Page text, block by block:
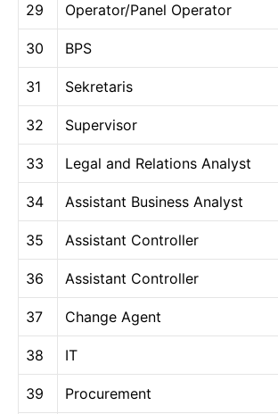
29 Operator/Panel Operator
30 BPS
31 Sekretaris
32 Supervisor
33 Legal and Relations Analyst
34 Assistant Business Analyst
35 Assistant Controller
36 Assistant Controller
37 Change Agent
38 IT
39 Procurement